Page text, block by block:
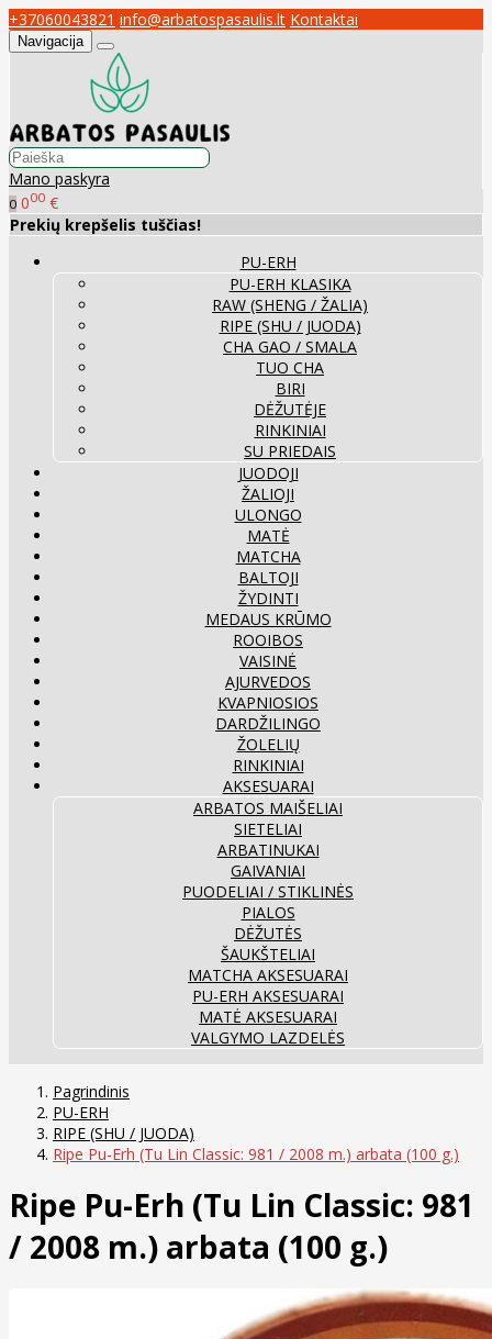
+37060043821 info@arbatospasaulis.lt Kontaktai
Navigacija
Mano paskyra
0 000 €
Prekių krepšelis tuščias!
PU-ERH
PU-ERH KLASIKA
RAW (SHENG / ŽALIA)
RIPE (SHU / JUODA)
CHA GAO / SMALA
TUO CHA
BIRI
DĖŽUTĖJE
RINKINIAI
SU PRIEDAIS
JUODOJI
ŽALIOJI
ULONGO
MATĖ
MATCHA
BALTOJI
ŽYDINTI
MEDAUS KRŪMO
ROOIBOS
VAISINĖ
AJURVEDOS
KVAPNIOSIOS
DARDŽILINGO
ŽOLELIŲ
RINKINIAI
AKSESUARAI
ARBATOS MAIŠELIAI
SIETELIAI
ARBATINUKAI
GAIVANIAI
PUODELIAI / STIKLINĖS
PIALOS
DĖŽUTĖS
ŠAUKŠTELIAI
MATCHA AKSESUARAI
PU-ERH AKSESUARAI
MATĖ AKSESUARAI
VALGYMO LAZDELĖS
Pagrindinis
PU-ERH
RIPE (SHU / JUODA)
Ripe Pu-Erh (Tu Lin Classic: 981 / 2008 m.) arbata (100 g.)
Ripe Pu-Erh (Tu Lin Classic: 981
/ 2008 m.) arbata (100 g.)